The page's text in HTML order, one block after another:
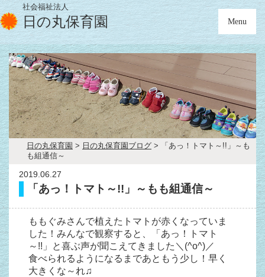
社会福祉法人
日の丸保育園 Menu
日の丸保育園 > 日の丸保育園ブログ >
「あっ！トマト～!!」～も
も組通信～
2019.06.27
「あっ！トマト～!!」～もも組通信～
ももぐみさんで植えたトマトが赤くなっていま
した！みんなで観察すると、「あっ！トマト
～!!」と喜ぶ声が聞こえてきました＼(^o^)／
食べられるようになるまであともう少し！早く
大きくな～れ♫